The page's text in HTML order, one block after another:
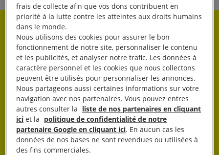
Rester informé·e
Abonnez-vous à notre newsletter hebdo.
OK
frais de collecte afin que vos dons contribuent en
priorité à la lutte contre les atteintes aux droits humains
dans le monde.
Nous utilisons des cookies pour assurer le bon
fonctionnement de notre site, personnaliser le contenu
et les publicités, et analyser notre trafic. Les données à
caractère personnel et les cookies que nous collectons
peuvent être utilisés pour personnaliser les annonces.
Nous partageons aussi certaines informations sur votre
navigation avec nos partenaires. Vous pouvez entres
autres consulter la liste de nos partenaires en cliquant
ici et la politique de confidentialité de notre
partenaire Google en cliquant ici. En aucun cas les
données de nos bases ne sont revendues ou utilisées à
des fins commerciales.